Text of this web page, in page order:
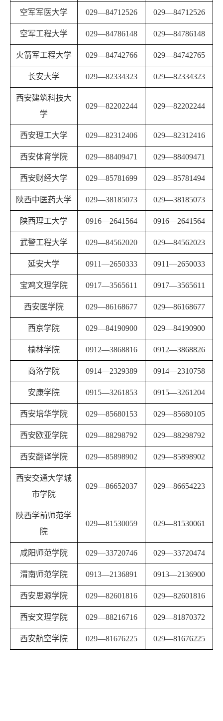
空军军医大学 029—84712526 029—84712526
空军工程大学 029—84786148 029—84786148
火箭军工程大学 029—84742766 029—84742765
长安大学 029—82334323 029—82334323
西安建筑科技大
学
029—82202244 029—82202244
西安理工大学 029—82312406 029—82312416
西安体育学院 029—88409471 029—88409471
西安财经大学 029—85781699 029—85781494
陕西中医药大学 029—38185073 029—38185073
陕西理工大学 0916—2641564 0916—2641564
武警工程大学 029—84562020 029—84562023
延安大学 0911—2650333 0911—2650033
宝鸡文理学院 0917—3565611 0917—3565611
西安医学院 029—86168677 029—86168677
西京学院 029—84190900 029—84190900
榆林学院 0912—3868816 0912—3868826
商洛学院 0914—2329389 0914—2310758
安康学院 0915—3261853 0915—3261204
西安培华学院 029—85680153 029—85680105
西安欧亚学院 029—88298792 029—88298792
西安翻译学院 029—85898902 029—85898902
西安交通大学城
市学院
029—86652037 029—86654223
陕西学前师范学
院
029—81530059 029—81530061
咸阳师范学院 029—33720746 029—33720474
渭南师范学院 0913—2136891 0913—2136900
西安思源学院 029—82601816 029—82601816
西安文理学院 029—88216716 029—81870372
西安航空学院 029—81676225 029—81676225